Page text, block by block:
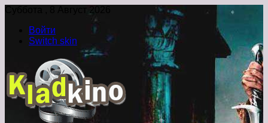
Суббота , 8 Август 2026
Войти
Switch skin